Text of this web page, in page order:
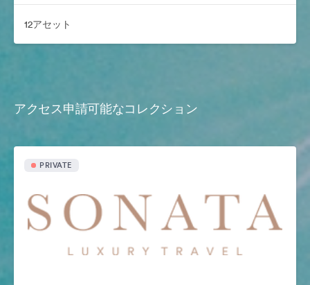
12アセット
アクセス申請可能なコレクション
PRIVATE